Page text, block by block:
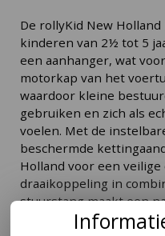
De rollyKid New
kinderen van 2½ tot 5
een aanhanger, wat
motorkap van het
waardoor kleine
gebruiken en zich als
voelen. Met de
beschermde
Holland voor een
draaikoppeling in
stuurstang maakt een
mogelijk en bevordert